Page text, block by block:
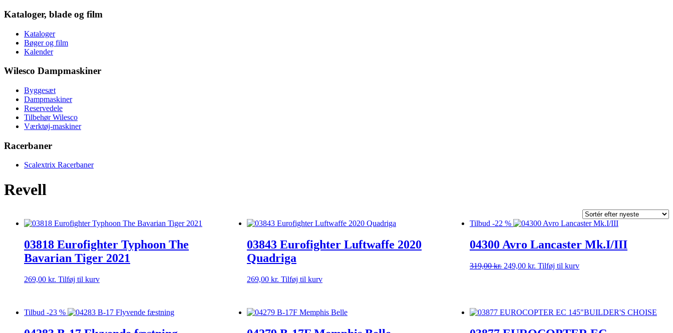
Kataloger, blade og film
Kataloger
Bøger og film
Kalender
Wilesco Dampmaskiner
Byggesæt
Dampmaskiner
Reservedele
Tilbehør Wilesco
Værktøj-maskiner
Racerbaner
Scalextrix Racerbaner
Revell
03818 Eurofighter Typhoon The
Bavarian Tiger 2021
269,00 kr. Tilføj til kurv
03843 Eurofighter Luftwaffe 2020
Quadriga
269,00 kr. Tilføj til kurv
Tilbud -22 %
04300 Avro Lancaster Mk.I/III
319,00kr. Den
249,00 kr. Den
Tilføj til kurv
Tilbud -23 %